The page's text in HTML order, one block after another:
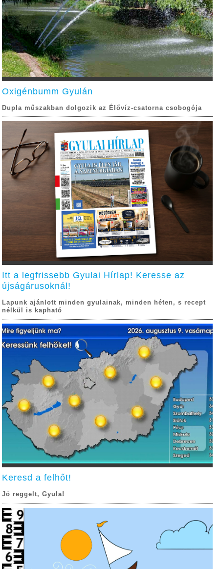
Oxigénbumm Gyulán
Dupla műszakban dolgozik az Élővíz-csatorna csobogója
Itt a legfrissebb Gyulai Hírlap! Keresse az
újságárusoknál!
Lapunk ajánlott minden gyulainak, minden héten, s recept
nélkül is kapható
Keresd a felhőt!
Jó reggelt, Gyula!